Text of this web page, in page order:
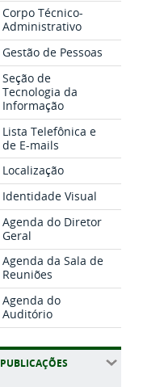
Corpo Técnico-
Administrativo
Gestão de Pessoas
Seção de
Tecnologia da
Informação
Lista Telefônica e
de E-mails
Localização
Identidade Visual
Agenda do Diretor
Geral
Agenda da Sala de
Reuniões
Agenda do
Auditório
PUBLICAÇÕES